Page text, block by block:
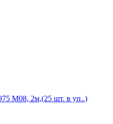
М08, 2м,(25 шт. в уп..)